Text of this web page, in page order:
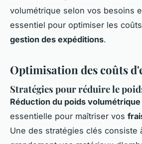
volumétrique selon vos besoins
essentiel pour optimiser les
gestion des expéditions.
Optimisation des coûts
Stratégies pour réduire le
Réduction du poids volumétrique
essentielle pour maîtriser vos
Une des stratégies clés consiste